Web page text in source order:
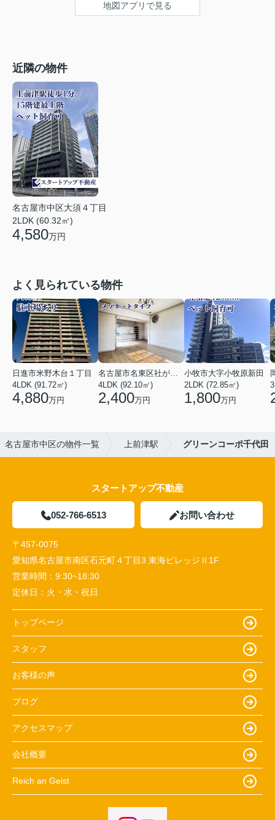
地図アプリで見る
近隣の物件
名古屋市中区大須４丁目
2LDK (60.32㎡)
4,580万円
よく見られている物件
日進市米野木台１丁目
4LDK (91.72㎡)
4,880万円
4LDK (92.10㎡)
2,400万円
小牧市大字小牧原新田
2LDK (72.85㎡)
1,800万円
名古屋市中区の物件一覧 上前津駅 グリーンコーポ千代田
スタートアップ不動産
052-766-6513 お問い合わせ
〒457-0075
愛知県名古屋市南区石元町４丁目3 東海ビレッジⅡ1F
営業時間： 9:30~18:30
定休日： 火・水・祝日
トップページ
スタッフ
お客様の声
ブログ
アクセスマップ
会社概要
Reich an Geist